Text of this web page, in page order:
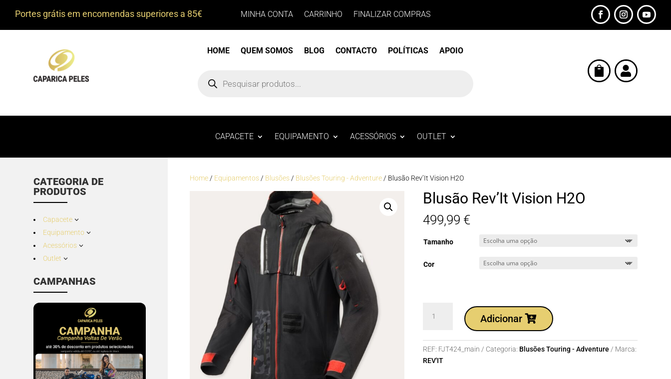
Portes grátis em encomendas superiores a 85€ MINHA CONTA CARRINHO FINALIZAR COMPRAS
HOME QUEM SOMOS BLOG CONTACTO POLÍTICAS APOIO
search
 
CAPACETE EQUIPAMENTO ACESSÓRIOS OUTLET
CATEGORIA DE
PRODUTOS
Capacete 3
Equipamento 3
Acessórios 3
Outlet 3
CAMPANHAS
Home / Equipamentos / Blusões / Blusões Touring - Adventure / Blusão Rev’It Vision H2O
Blusão Rev’It Vision H2O
499,99 €
Tamanho
Cor
Rev'It
Vision
H2O
Adicionar
REF: FJT424_main Categoria: Blusões Touring - Adventure
Marca:
REV'IT